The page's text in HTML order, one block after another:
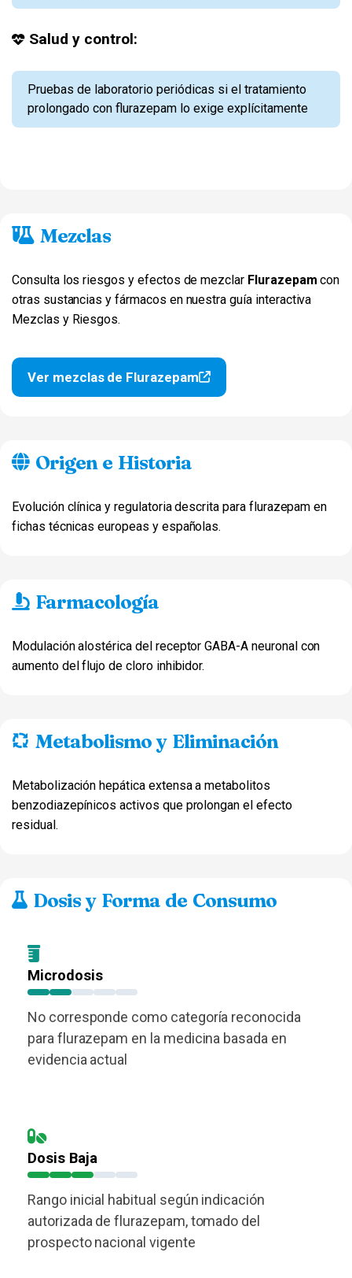
Salud y control:
Pruebas de laboratorio periódicas si el tratamiento
prolongado con flurazepam lo exige explícitamente
Mezclas
Consulta los riesgos y efectos de mezclar Flurazepam con
otras sustancias y fármacos en nuestra guía interactiva
Mezclas y Riesgos.
Ver mezclas de Flurazepam
Origen e Historia
Evolución clínica y regulatoria descrita para flurazepam en
fichas técnicas europeas y españolas.
Farmacología
Modulación alostérica del receptor GABA-A neuronal con
aumento del flujo de cloro inhibidor.
Metabolismo y Eliminación
Metabolización hepática extensa a metabolitos
benzodiazepínicos activos que prolongan el efecto
residual.
Dosis y Forma de Consumo
Microdosis
No corresponde como categoría reconocida
para flurazepam en la medicina basada en
evidencia actual
Dosis Baja
Rango inicial habitual según indicación
autorizada de flurazepam, tomado del
prospecto nacional vigente